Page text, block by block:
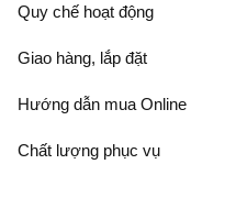
Quy chế hoạt động
Giao hàng, lắp đặt
Hướng dẫn mua Online
Chất lượng phục vụ